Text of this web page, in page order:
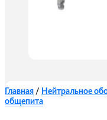
Главная / Нейтральное
общепита